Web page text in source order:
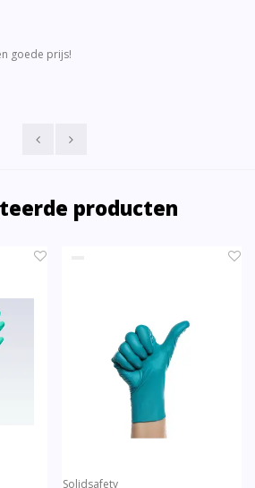
goede prijs!
producten
Solidsafety